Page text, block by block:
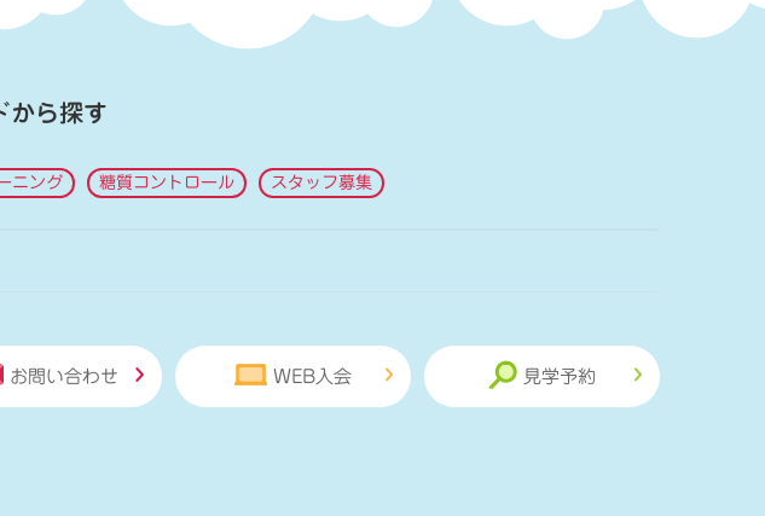
から探す
ニング 糖質コントロール スタッフ募集
お問い合わせ WEB入会 見学予約